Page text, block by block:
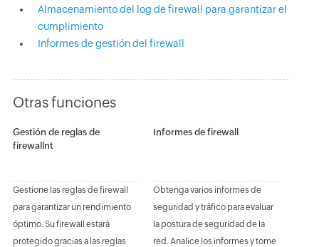
Almacenamiento del log de firewall para garantizar el
cumplimiento
Informes de gestión del firewall
Otras funciones
Gestión de reglas de
firewallnt
Gestione las reglas de firewall
para garantizar un rendimiento
óptimo. Su firewall estará
protegido gracias a las reglas
Informes de firewall
Obtenga varios informes de
seguridad y tráfico para evaluar
la postura de seguridad de la
red. Analice los informes y tome